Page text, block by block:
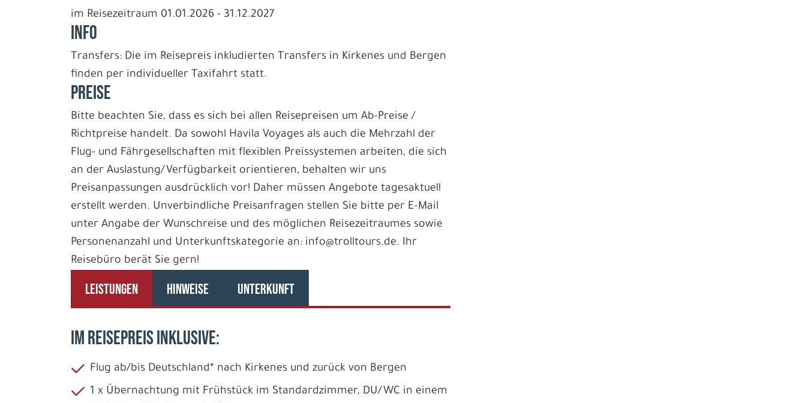
im Reisezeitraum 01.01.2026 - 31.12.2027
INFO
Transfers: Die im Reisepreis inkludierten Transfers in Kirkenes und Bergen
finden per individueller Taxifahrt statt.
PREISE
Bitte beachten Sie, dass es sich bei allen Reisepreisen um Ab-Preise /
Richtpreise handelt. Da sowohl Havila Voyages als auch die Mehrzahl der
Flug- und Fährgesellschaften mit flexiblen Preissystemen arbeiten, die sich
an der Auslastung/Verfügbarkeit orientieren, behalten wir uns
Preisanpassungen ausdrücklich vor! Daher müssen Angebote tagesaktuell
erstellt werden. Unverbindliche Preisanfragen stellen Sie bitte per E-Mail
unter Angabe der Wunschreise und des möglichen Reisezeitraumes sowie
Personenanzahl und Unterkunftskategorie an: info@trolltours.de. Ihr
Reisebüro berät Sie gern!
LEISTUNGEN HINWEISE UNTERKUNFT
IM REISEPREIS INKLUSIVE:
Flug ab/bis Deutschland* nach Kirkenes und zurück von Bergen
1 x Übernachtung mit Frühstück im Standardzimmer, DU/WC in einem